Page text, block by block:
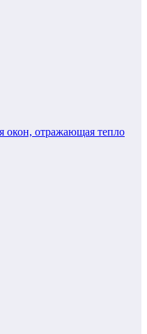
окон, отражающая тепло